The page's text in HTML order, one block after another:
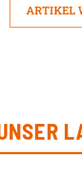
ARTIKEL